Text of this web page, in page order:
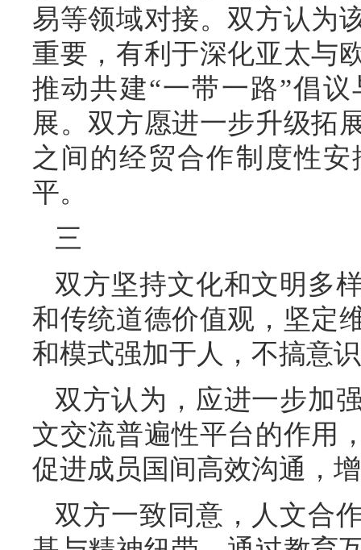
易等领域对接。双方认为
重要，有利于深化亚太与
推动共建“一带一路”倡
展。双方愿进一步升级拓
之间的经贸合作制度性
平。
三
双方坚持文化和文明多
和传统道德价值观，坚定
和模式强加于人，不搞意
双方认为，应进一步加
文交流普遍性平台的作用
促进成员国间高效沟通，
双方一致同意，人文合